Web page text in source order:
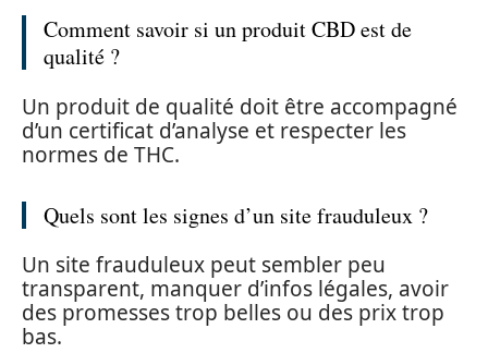
Comment savoir si un produit CBD est de
qualité ?
Un produit de qualité doit être accompagné
d’un certificat d’analyse et respecter les
normes de THC.
Quels sont les signes d’un site frauduleux ?
Un site frauduleux peut sembler peu
transparent, manquer d’infos légales, avoir
des promesses trop belles ou des prix trop
bas.